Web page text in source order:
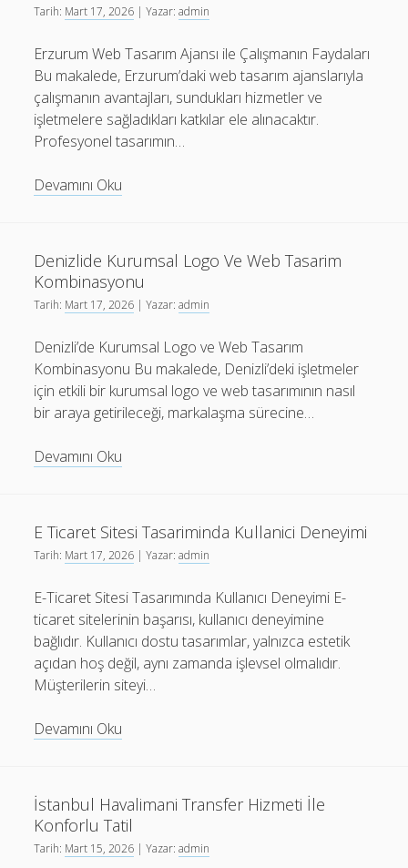
Onarimi
Tarih: Mart 17, 2026 | Yazar:admin
Erzurum Web Tasarım Ajansı ile Çalışmanın Faydaları
Bu makalede, Erzurum’daki web tasarım ajanslarıyla
çalışmanın avantajları, sundukları hizmetler ve
işletmelere sağladıkları katkılar ele alınacaktır.
Profesyonel tasarımın…
Devamını Oku
İle
Calismanin
Faydalari
Denizlide Kurumsal Logo Ve Web Tasarim
Kombinasyonu
Tarih: Mart 17, 2026 | Yazar:admin
Denizli’de Kurumsal Logo ve Web Tasarım
Kombinasyonu Bu makalede, Denizli’deki işletmeler
için etkili bir kurumsal logo ve web tasarımının nasıl
bir araya getirileceği, markalaşma sürecine…
Devamını Oku
Web
Tasarim
E Ticaret Sitesi Tasariminda Kullanici Deneyimi
Tarih: Mart 17, 2026 | Yazar:admin
E-Ticaret Sitesi Tasarımında Kullanıcı Deneyimi E-
ticaret sitelerinin başarısı, kullanıcı deneyimine
bağlıdır. Kullanıcı dostu tasarımlar, yalnızca estetik
açıdan hoş değil, aynı zamanda işlevsel olmalıdır.
Müşterilerin siteyi…
Devamını Oku
Tasariminda
Kullanici
Deneyimi
İstanbul Havalimani Transfer Hizmeti İle
Konforlu Tatil
Tarih: Mart 15, 2026 | Yazar:admin